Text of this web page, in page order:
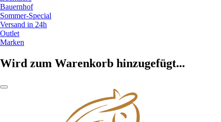
Bauernhof
Sommer-Special
Versand in 24h
Outlet
Marken
Wird zum Warenkorb hinzugefügt...